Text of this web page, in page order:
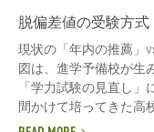
脱偏差値の受験方式
現状の「年内の推薦」
図は、進学予備校が生
「学力試験の見直し
間かけて培ってきた高校